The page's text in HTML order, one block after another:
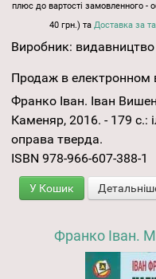
плюс до вартості замовленного -
40 грн.) таДоставка за
Виробник:
Продаж в електронном
Франко Іван. Іван
Каменяр, 2016. - 179 с.:
оправа тверда.
ISBN 978-966-607-388-1
У Кошик
Франко Іван.